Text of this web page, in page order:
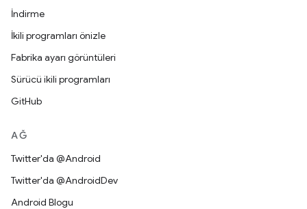
İndirme
İkili programları önizle
Fabrika ayarı görüntüleri
Sürücü ikili programları
GitHub
AĞ
Twitter'da @Android
Twitter'da @AndroidDev
Android Blogu